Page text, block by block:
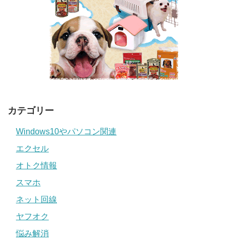
カテゴリー
Windows10やパソコン関連
エクセル
オトク情報
スマホ
ネット回線
ヤフオク
悩み解消